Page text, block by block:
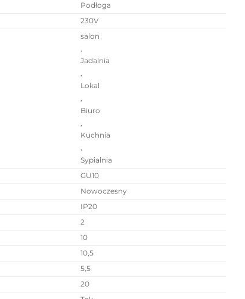
Podłoga
230V
salon
Jadalnia
,
Lokal
,
Biuro
Kuchnia
,
Sypialnia
GU10
Nowoczesny
IP20
2
10
10,5
5,5
20